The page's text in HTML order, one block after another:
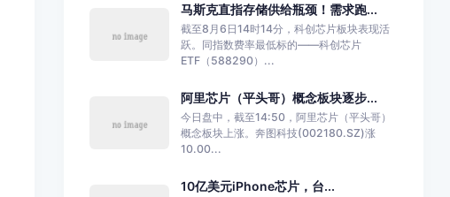
马斯克直指存储供给瓶颈！需求跑...
截至8月6日14时14分，科创芯片板块表现活
跃。同指数费率最低标的——科创芯片
ETF（588290）...
阿里芯片（平头哥）概念板块逐步...
今日盘中，截至14:50，阿里芯片（平头哥）
概念板块上涨。奔图科技(002180.SZ)涨
10.00...
10亿美元iPhone芯片，台...